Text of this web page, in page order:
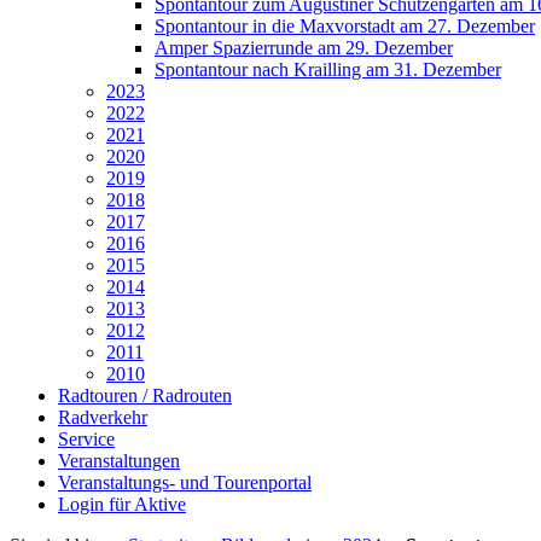
Spontantour in die Maxvorstadt am 27. Dezember
Amper Spazierrunde am 29. Dezember
Spontantour nach Krailling am 31. Dezember
2023
2022
2021
2020
2019
2018
2017
2016
2015
2014
2013
2012
2011
2010
Radtouren / Radrouten
Radverkehr
Service
Veranstaltungen
Veranstaltungs- und Tourenportal
Login für Aktive